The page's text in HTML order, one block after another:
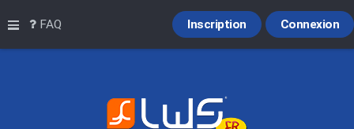
Raccourcis
FAQ Connexion
Inscription